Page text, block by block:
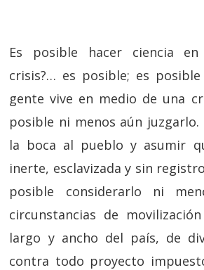
Es posible hacer ciencia
crisis?… es posible; es
gente vive en medio de una
posible ni menos aún
la boca al pueblo y asumir
inerte, esclavizada y sin
posible considerarlo ni
circunstancias de
largo y ancho del país, de
contra todo proyecto